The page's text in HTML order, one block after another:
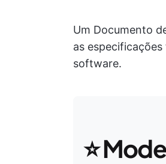
Um Documento
as
software.
⭐